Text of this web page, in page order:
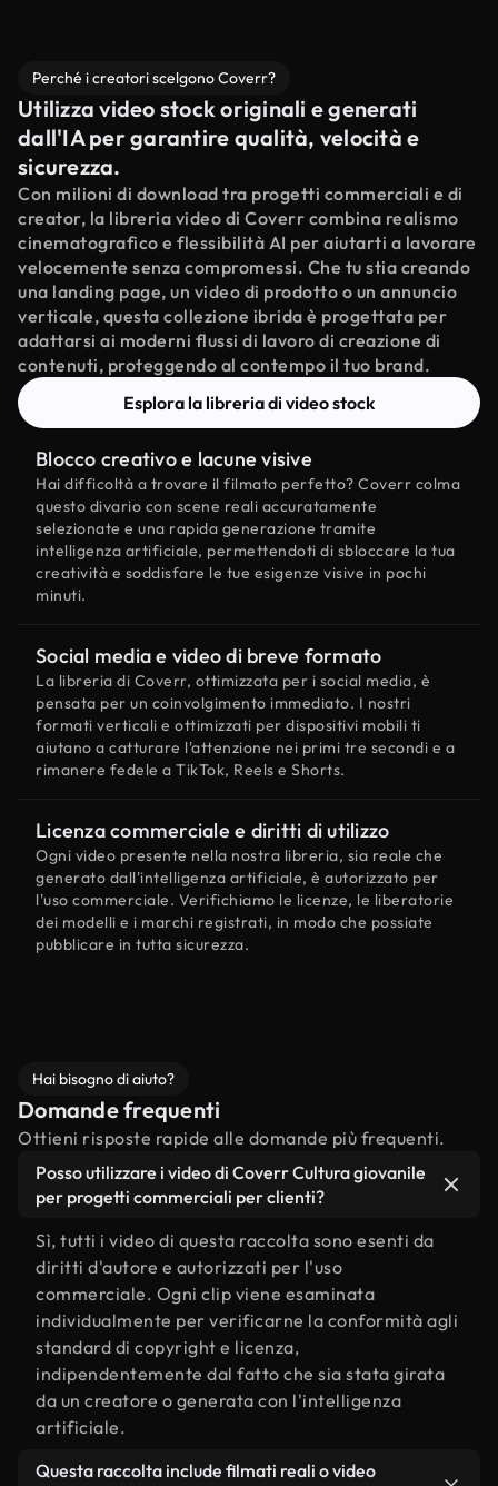
Perché i creatori scelgono Coverr?
Utilizza video stock originali e generati
dall'IA per garantire qualità, velocità e
sicurezza.
Con milioni di download tra progetti commerciali e di
creator, la libreria video di Coverr combina realismo
cinematografico e flessibilità AI per aiutarti a lavorare
velocemente senza compromessi. Che tu stia creando
una landing page, un video di prodotto o un annuncio
verticale, questa collezione ibrida è progettata per
adattarsi ai moderni flussi di lavoro di creazione di
contenuti, proteggendo al contempo il tuo brand.
Esplora la libreria di video stock
Blocco creativo e lacune visive
Hai difficoltà a trovare il filmato perfetto? Coverr colma
questo divario con scene reali accuratamente
selezionate e una rapida generazione tramite
intelligenza artificiale, permettendoti di sbloccare la tua
creatività e soddisfare le tue esigenze visive in pochi
minuti.
Social media e video di breve formato
La libreria di Coverr, ottimizzata per i social media, è
pensata per un coinvolgimento immediato. I nostri
formati verticali e ottimizzati per dispositivi mobili ti
aiutano a catturare l'attenzione nei primi tre secondi e a
rimanere fedele a TikTok, Reels e Shorts.
Licenza commerciale e diritti di utilizzo
Ogni video presente nella nostra libreria, sia reale che
generato dall'intelligenza artificiale, è autorizzato per
l'uso commerciale. Verifichiamo le licenze, le liberatorie
dei modelli e i marchi registrati, in modo che possiate
pubblicare in tutta sicurezza.
Hai bisogno di aiuto?
Domande frequenti
Ottieni risposte rapide alle domande più frequenti.
Posso utilizzare i video di Coverr Cultura giovanile
per progetti commerciali per clienti?
Sì, tutti i video di questa raccolta sono esenti da
diritti d'autore e autorizzati per l'uso
commerciale. Ogni clip viene esaminata
individualmente per verificarne la conformità agli
standard di copyright e licenza,
indipendentemente dal fatto che sia stata girata
da un creatore o generata con l'intelligenza
artificiale.
Questa raccolta include filmati reali o video